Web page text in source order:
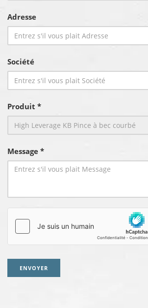
Adresse
Société
Produit *
Message *
ENVOYER